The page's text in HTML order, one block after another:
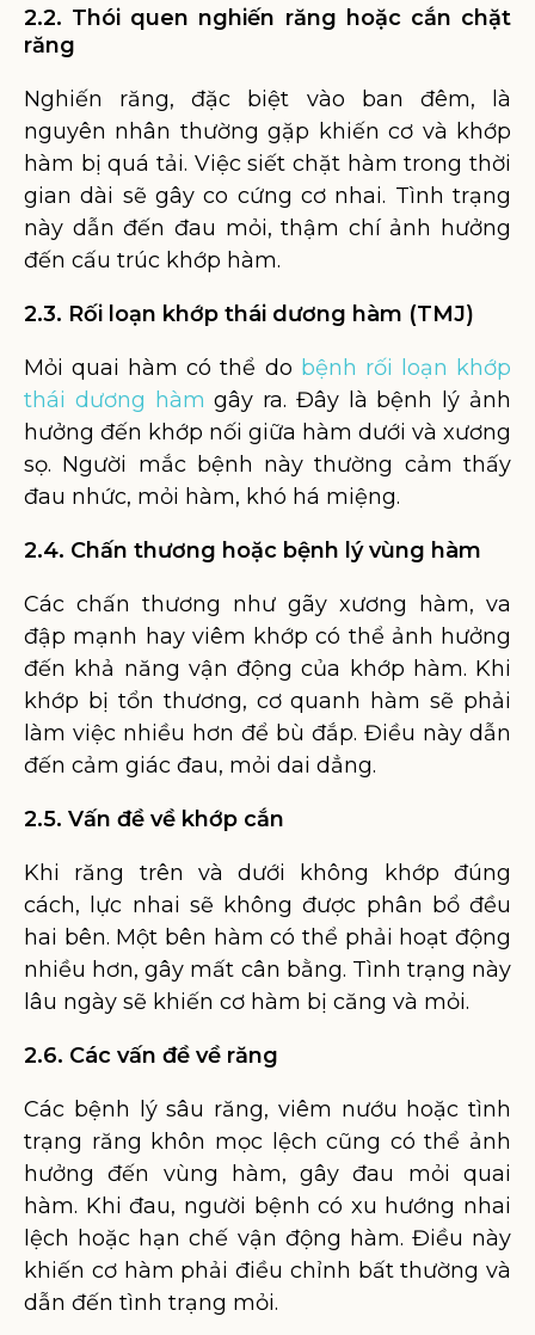
2.2. Thói quen nghiến răng hoặc cắn chặt
răng
Nghiến răng, đặc biệt vào ban đêm, là
nguyên nhân thường gặp khiến cơ và khớp
hàm bị quá tải. Việc siết chặt hàm trong thời
gian dài sẽ gây co cứng cơ nhai. Tình trạng
này dẫn đến đau mỏi, thậm chí ảnh hưởng
đến cấu trúc khớp hàm.
2.3. Rối loạn khớp thái dương hàm (TMJ)
Mỏi quai hàm có thể do bệnh rối loạn khớp
thái dương hàm gây ra. Đây là bệnh lý ảnh
hưởng đến khớp nối giữa hàm dưới và xương
sọ. Người mắc bệnh này thường cảm thấy
đau nhức, mỏi hàm, khó há miệng.
2.4. Chấn thương hoặc bệnh lý vùng hàm
Các chấn thương như gãy xương hàm, va
đập mạnh hay viêm khớp có thể ảnh hưởng
đến khả năng vận động của khớp hàm. Khi
khớp bị tổn thương, cơ quanh hàm sẽ phải
làm việc nhiều hơn để bù đắp. Điều này dẫn
đến cảm giác đau, mỏi dai dẳng.
2.5. Vấn đề về khớp cắn
Khi răng trên và dưới không khớp đúng
cách, lực nhai sẽ không được phân bổ đều
hai bên. Một bên hàm có thể phải hoạt động
nhiều hơn, gây mất cân bằng. Tình trạng này
lâu ngày sẽ khiến cơ hàm bị căng và mỏi.
2.6. Các vấn đề về răng
Các bệnh lý sâu răng, viêm nướu hoặc tình
trạng răng khôn mọc lệch cũng có thể ảnh
hưởng đến vùng hàm, gây đau mỏi quai
hàm. Khi đau, người bệnh có xu hướng nhai
lệch hoặc hạn chế vận động hàm. Điều này
khiến cơ hàm phải điều chỉnh bất thường và
dẫn đến tình trạng mỏi.